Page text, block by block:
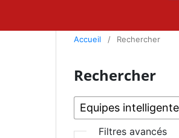
Accueil / Rechercher
Rechercher
Filtres avancés